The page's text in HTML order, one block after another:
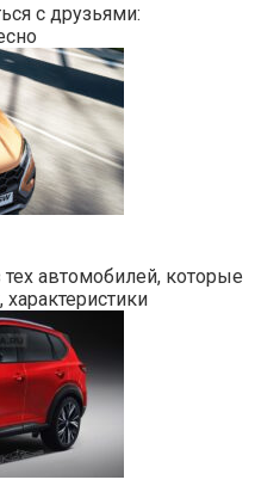
с друзьями:
автомобилей, которые